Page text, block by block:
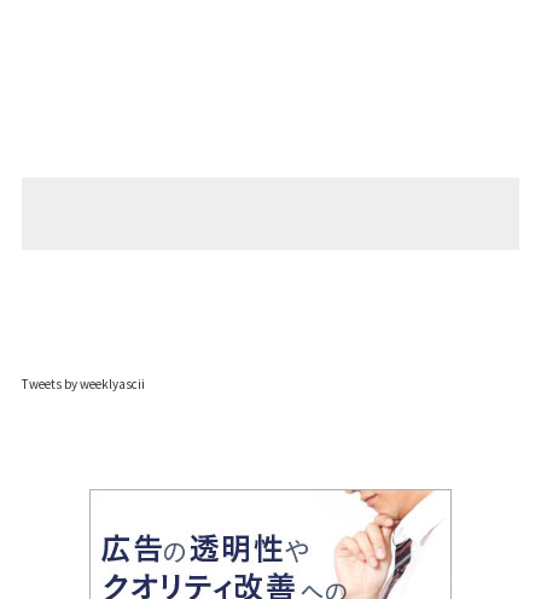
Tweets by weeklyascii